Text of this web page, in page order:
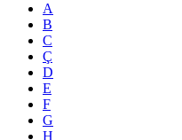
A
B
C
Ç
D
E
F
G
H